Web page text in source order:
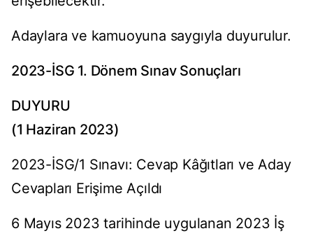
Adaylara ve kamuoyuna saygıyla duyurulur.
2023-İSG 1. Dönem Sınav Sonuçları
DUYURU
(1 Haziran 2023)
2023-İSG/1 Sınavı: Cevap Kâğıtları ve Aday
Cevapları Erişime Açıldı
6 Mayıs 2023 tarihinde uygulanan 2023 İş